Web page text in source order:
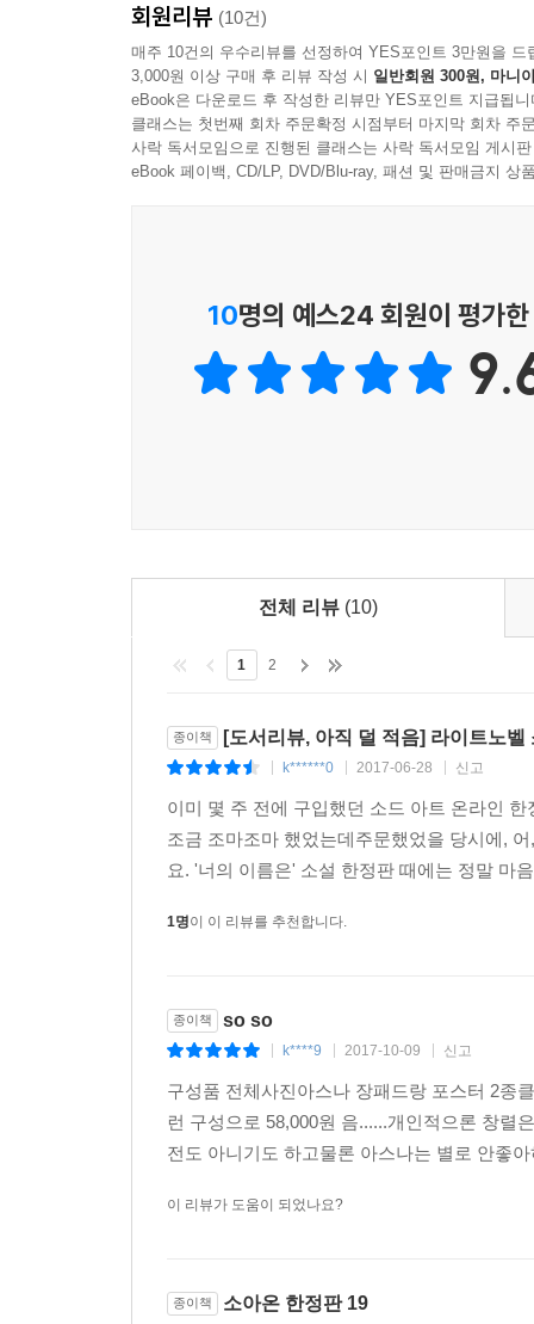
회원리뷰 (10건)
매주 10건의 우수리뷰를 선정하여 YES포인트 3만원을 드
3,000원 이상 구매 후 리뷰 작성 시 일반회원 300원, 마니
eBook은 다운로드 후 작성한 리뷰만 YES포인트 지급됩니
클래스는 첫번째 회차 주문확정 시점부터 마지막 회차 주
사락 독서모임으로 진행된 클래스는 사락 독서모임 게시
eBook 페이백, CD/LP, DVD/Blu-ray, 패션 및 판매금지 상
10명의 예스24 회원이 평가
전체 리뷰 (10)
1 2
종이책 [도서리뷰, 아직 덜 적음] 라이트노
k******0 2017-06-28 신고
이미 몇 주 전에 구입했던 소드 아트 온라인
조금 조마조마 했었는데주문했었을 당시에,
요. '너의 이름은' 소설 한정판 때에는 정말 마
1명이 이 리뷰를 추천합니다.
종이책 so so
k****9 2017-10-09 신고
구성품 전체사진아스나 장패드랑 포스터 2종
런 구성으로 58,000원 음......개인적으론 창렬
전도 아니기도 하고물론 아스나는 별로 안좋
이 리뷰가 도움이 되었나요?
종이책 소아온 한정판 19